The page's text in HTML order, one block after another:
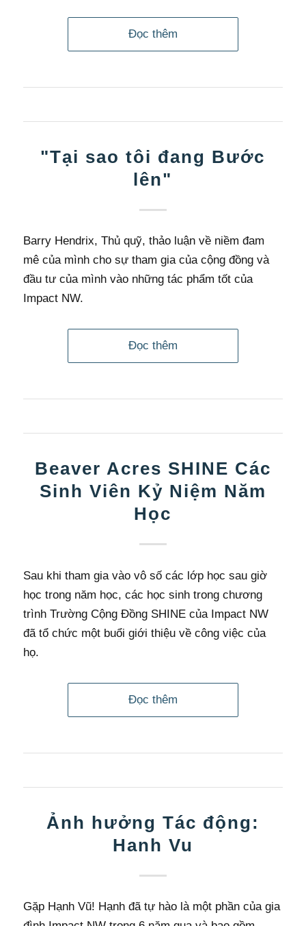
Đọc thêm
"Tại sao tôi đang Bước
lên"
Barry Hendrix, Thủ quỹ, thảo luận về niềm đam
mê của mình cho sự tham gia của cộng đồng và
đầu tư của mình vào những tác phẩm tốt của
Impact NW.
Đọc thêm
Beaver Acres SHINE Các
Sinh Viên Kỷ Niệm Năm
Học
Sau khi tham gia vào vô số các lớp học sau giờ
học trong năm học, các học sinh trong chương
trình Trường Cộng Đồng SHINE của Impact NW
đã tổ chức một buổi giới thiệu về công việc của
họ.
Đọc thêm
Ảnh hưởng Tác động:
Hanh Vu
Gặp Hạnh Vũ! Hạnh đã tự hào là một phần của gia